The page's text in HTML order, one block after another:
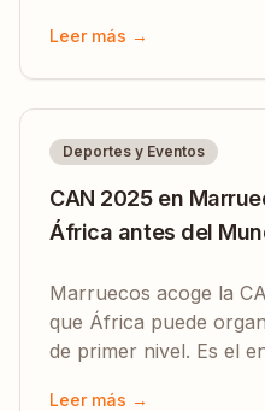
destaca con entrada
Visado para Nómadas
infraestructura de
Leer más →
Deportes y Eventos
CAN 2025 en
África antes del
Marruecos acoge la
que África puede
de primer nivel. Es el
Leer más →